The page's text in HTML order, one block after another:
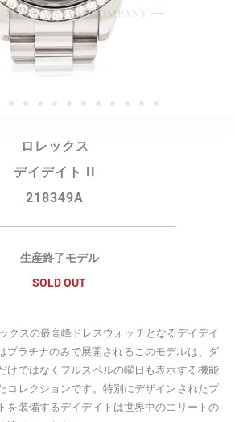
ロレックス
デイデイト II
218349A
生産終了モデル
SOLD OUT
クスの最高峰ドレスウォッチとなるデイデイ
プラチナのみで展開されるこのモデルは、ダ
けではなくフルスペルの曜日も表示する機能
コレクションです。特別にデザインされたプ
を装備するデイデイトは世界中のエリートの